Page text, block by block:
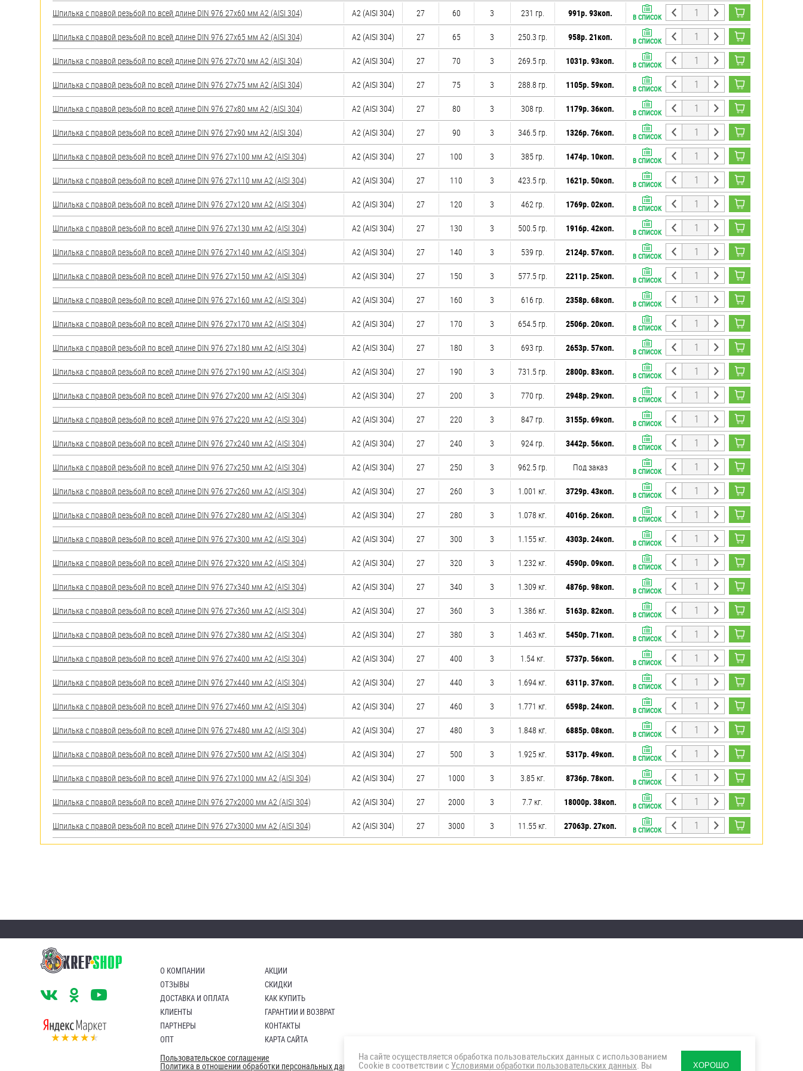
Пробки
Саморезы и шурупы
Стопорные кольца
Такелаж
Хомуты
Шайбы
Шпильки
Шплинты
Штифты и пальцы
Шпилька с правой резьбой по всей длине DIN 976 27х60 мм А2 (AISI 304) А2 (AISI 304) 27 60 3 231 гр. 991р. 93коп. В СПИСОК
Шпилька с правой резьбой по всей длине DIN 976 27х65 мм А2 (AISI 304) А2 (AISI 304) 27 65 3 250.3 гр. 958р. 21коп. В СПИСОК
Шпилька с правой резьбой по всей длине DIN 976 27х70 мм А2 (AISI 304) А2 (AISI 304) 27 70 3 269.5 гр. 1031р. 93коп. В СПИСОК
Шпилька с правой резьбой по всей длине DIN 976 27х75 мм А2 (AISI 304) А2 (AISI 304) 27 75 3 288.8 гр. 1105р. 59коп. В СПИСОК
Шпилька с правой резьбой по всей длине DIN 976 27х80 мм А2 (AISI 304) А2 (AISI 304) 27 80 3 308 гр. 1179р. 36коп. В СПИСОК
Шпилька с правой резьбой по всей длине DIN 976 27х90 мм А2 (AISI 304) А2 (AISI 304) 27 90 3 346.5 гр. 1326р. 76коп. В СПИСОК
Шпилька с правой резьбой по всей длине DIN 976 27х100 мм А2 (AISI 304) А2 (AISI 304) 27 100 3 385 гр. 1474р. 10коп. В СПИСОК
Шпилька с правой резьбой по всей длине DIN 976 27х110 мм А2 (AISI 304) А2 (AISI 304) 27 110 3 423.5 гр. 1621р. 50коп. В СПИСОК
Шпилька с правой резьбой по всей длине DIN 976 27х120 мм А2 (AISI 304) А2 (AISI 304) 27 120 3 462 гр. 1769р. 02коп. В СПИСОК
Шпилька с правой резьбой по всей длине DIN 976 27х130 мм А2 (AISI 304) А2 (AISI 304) 27 130 3 500.5 гр. 1916р. 42коп. В СПИСОК
Шпилька с правой резьбой по всей длине DIN 976 27х140 мм А2 (AISI 304) А2 (AISI 304) 27 140 3 539 гр. 2124р. 57коп. В СПИСОК
Шпилька с правой резьбой по всей длине DIN 976 27х150 мм А2 (AISI 304) А2 (AISI 304) 27 150 3 577.5 гр. 2211р. 25коп. В СПИСОК
Шпилька с правой резьбой по всей длине DIN 976 27х160 мм А2 (AISI 304) А2 (AISI 304) 27 160 3 616 гр. 2358р. 68коп. В СПИСОК
Шпилька с правой резьбой по всей длине DIN 976 27х170 мм А2 (AISI 304) А2 (AISI 304) 27 170 3 654.5 гр. 2506р. 20коп. В СПИСОК
Шпилька с правой резьбой по всей длине DIN 976 27х180 мм А2 (AISI 304) А2 (AISI 304) 27 180 3 693 гр. 2653р. 57коп. В СПИСОК
Шпилька с правой резьбой по всей длине DIN 976 27х190 мм А2 (AISI 304) А2 (AISI 304) 27 190 3 731.5 гр. 2800р. 83коп. В СПИСОК
Шпилька с правой резьбой по всей длине DIN 976 27х200 мм А2 (AISI 304) А2 (AISI 304) 27 200 3 770 гр. 2948р. 29коп. В СПИСОК
Шпилька с правой резьбой по всей длине DIN 976 27х220 мм А2 (AISI 304) А2 (AISI 304) 27 220 3 847 гр. 3155р. 69коп. В СПИСОК
Шпилька с правой резьбой по всей длине DIN 976 27х240 мм А2 (AISI 304) А2 (AISI 304) 27 240 3 924 гр. 3442р. 56коп. В СПИСОК
Шпилька с правой резьбой по всей длине DIN 976 27х250 мм А2 (AISI 304) А2 (AISI 304) 27 250 3 962.5 гр. Под заказ В СПИСОК
Шпилька с правой резьбой по всей длине DIN 976 27х260 мм А2 (AISI 304) А2 (AISI 304) 27 260 3 1.001 кг. 3729р. 43коп. В СПИСОК
Шпилька с правой резьбой по всей длине DIN 976 27х280 мм А2 (AISI 304) А2 (AISI 304) 27 280 3 1.078 кг. 4016р. 26коп. В СПИСОК
Шпилька с правой резьбой по всей длине DIN 976 27х300 мм А2 (AISI 304) А2 (AISI 304) 27 300 3 1.155 кг. 4303р. 24коп. В СПИСОК
Шпилька с правой резьбой по всей длине DIN 976 27х320 мм А2 (AISI 304) А2 (AISI 304) 27 320 3 1.232 кг. 4590р. 09коп. В СПИСОК
Шпилька с правой резьбой по всей длине DIN 976 27х340 мм А2 (AISI 304) А2 (AISI 304) 27 340 3 1.309 кг. 4876р. 98коп. В СПИСОК
Шпилька с правой резьбой по всей длине DIN 976 27х360 мм А2 (AISI 304) А2 (AISI 304) 27 360 3 1.386 кг. 5163р. 82коп. В СПИСОК
Шпилька с правой резьбой по всей длине DIN 976 27х380 мм А2 (AISI 304) А2 (AISI 304) 27 380 3 1.463 кг. 5450р. 71коп. В СПИСОК
Шпилька с правой резьбой по всей длине DIN 976 27х400 мм А2 (AISI 304) А2 (AISI 304) 27 400 3 1.54 кг. 5737р. 56коп. В СПИСОК
Шпилька с правой резьбой по всей длине DIN 976 27х440 мм А2 (AISI 304) А2 (AISI 304) 27 440 3 1.694 кг. 6311р. 37коп. В СПИСОК
Шпилька с правой резьбой по всей длине DIN 976 27х460 мм А2 (AISI 304) А2 (AISI 304) 27 460 3 1.771 кг. 6598р. 24коп. В СПИСОК
Шпилька с правой резьбой по всей длине DIN 976 27х480 мм А2 (AISI 304) А2 (AISI 304) 27 480 3 1.848 кг. 6885р. 08коп. В СПИСОК
Шпилька с правой резьбой по всей длине DIN 976 27х500 мм А2 (AISI 304) А2 (AISI 304) 27 500 3 1.925 кг. 5317р. 49коп. В СПИСОК
Шпилька с правой резьбой по всей длине DIN 976 27х1000 мм А2 (AISI 304) А2 (AISI 304) 27 1000 3 3.85 кг. 8736р. 78коп. В СПИСОК
Шпилька с правой резьбой по всей длине DIN 976 27х2000 мм А2 (AISI 304) А2 (AISI 304) 27 2000 3 7.7 кг. 18000р. 38коп. В СПИСОК
Шпилька с правой резьбой по всей длине DIN 976 27х3000 мм А2 (AISI 304) А2 (AISI 304) 27 3000 3 11.55 кг. 27063р. 27коп. В СПИСОК
О КОМПАНИИ
ОТЗЫВЫ
ДОСТАВКА И ОПЛАТА
КЛИЕНТЫ
ПАРТНЕРЫ
ОПТ
АКЦИИ
СКИДКИ
КАК КУПИТЬ
ГАРАНТИИ И ВОЗВРАТ
КОНТАКТЫ
КАРТА САЙТА
Пользовательское соглашение
Политика в отношении обработки персональных данных
На сайте осуществляется обработка пользовательских данных с использованием
Cookie в соответствии с Условиями обработки пользовательских данных . Вы ХОРОШО